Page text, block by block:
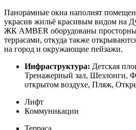
Панорамные окна наполнят
украсив жильё красивым видом на
ЖК AMBER оборудованы
террасами, откуда также
на город и окружающие пейзажи.
Инфраструктура: Детская
Тренажерный зал, Шезлонги,
открытом воздухе, Пляж,
Лифт
Коммуникации
Терраса